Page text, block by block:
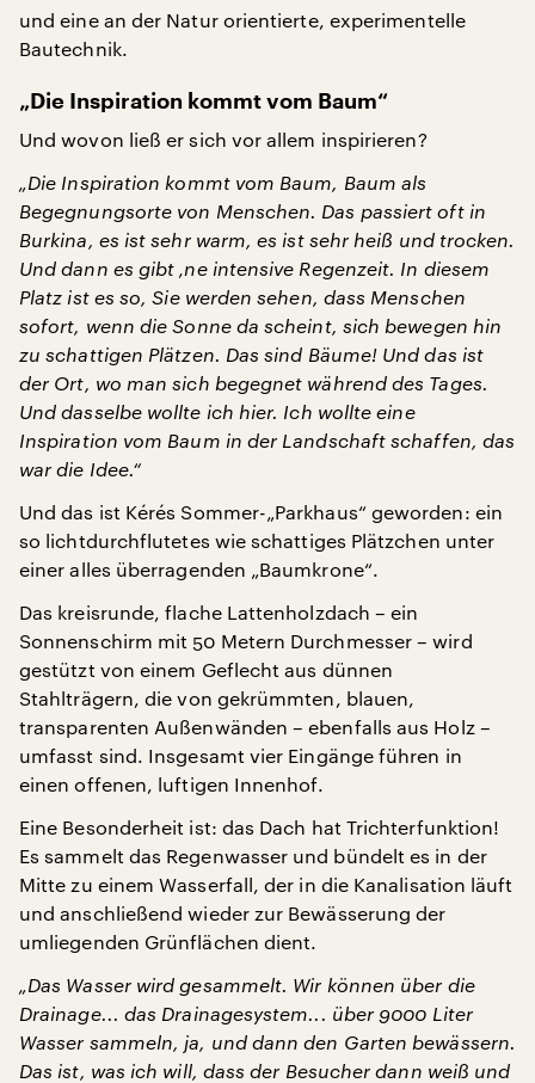
und eine an der Natur orientierte, experimentelle
Bautechnik.
„Die Inspiration kommt vom Baum“
Und wovon ließ er sich vor allem inspirieren?
„Die Inspiration kommt vom Baum, Baum als
Begegnungsorte von Menschen. Das passiert oft in
Burkina, es ist sehr warm, es ist sehr heiß und trocken.
Und dann es gibt ‚ne intensive Regenzeit. In diesem
Platz ist es so, Sie werden sehen, dass Menschen
sofort, wenn die Sonne da scheint, sich bewegen hin
zu schattigen Plätzen. Das sind Bäume! Und das ist
der Ort, wo man sich begegnet während des Tages.
Und dasselbe wollte ich hier. Ich wollte eine
Inspiration vom Baum in der Landschaft schaffen, das
war die Idee.“
Und das ist Kérés Sommer-„Parkhaus“ geworden: ein
so lichtdurchflutetes wie schattiges Plätzchen unter
einer alles überragenden „Baumkrone“.
Das kreisrunde, flache Lattenholzdach – ein
Sonnenschirm mit 50 Metern Durchmesser – wird
gestützt von einem Geflecht aus dünnen
Stahlträgern, die von gekrümmten, blauen,
transparenten Außenwänden – ebenfalls aus Holz –
umfasst sind. Insgesamt vier Eingänge führen in
einen offenen, luftigen Innenhof.
Eine Besonderheit ist: das Dach hat Trichterfunktion!
Es sammelt das Regenwasser und bündelt es in der
Mitte zu einem Wasserfall, der in die Kanalisation läuft
und anschließend wieder zur Bewässerung der
umliegenden Grünflächen dient.
„Das Wasser wird gesammelt. Wir können über die
Drainage... das Drainagesystem... über 9000 Liter
Wasser sammeln, ja, und dann den Garten bewässern.
Das ist, was ich will, dass der Besucher dann weiß und